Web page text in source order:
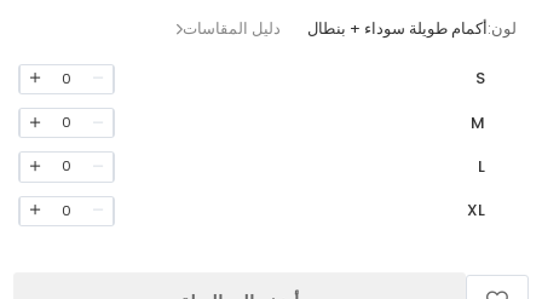
لون:أكمام طويلة سوداء + بنطال دليل المقاسات
S
0
M
0
L
0
XL
0